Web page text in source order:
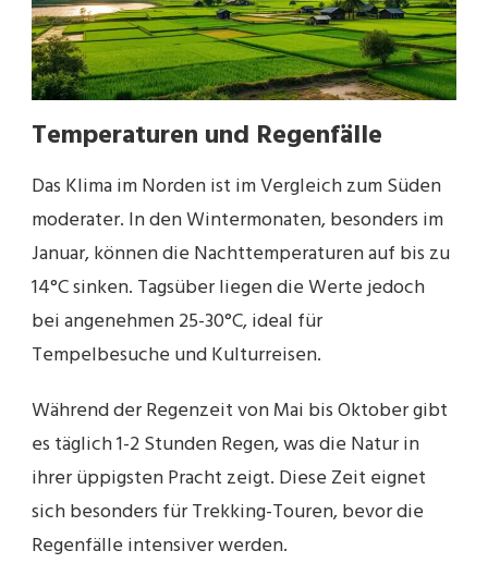
Temperaturen und Regenfälle
Das Klima im Norden ist im Vergleich zum Süden
moderater. In den Wintermonaten, besonders im
Januar, können die Nachttemperaturen auf bis zu
14°C sinken. Tagsüber liegen die Werte jedoch
bei angenehmen 25-30°C, ideal für
Tempelbesuche und Kulturreisen.
Während der Regenzeit von Mai bis Oktober gibt
es täglich 1-2 Stunden Regen, was die Natur in
ihrer üppigsten Pracht zeigt. Diese Zeit eignet
sich besonders für Trekking-Touren, bevor die
Regenfälle intensiver werden.